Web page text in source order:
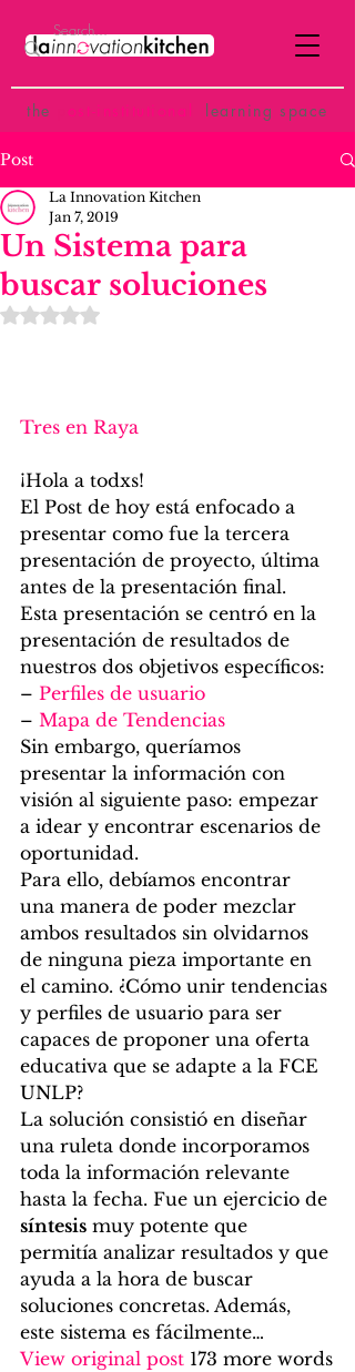
the ost-institutional learning space
Post
Un Sistema para
buscar soluciones
La Innovation Kitchen
Jan 7, 2019
Rated NaN out of 5 stars.
Tres en Raya
¡Hola a todxs!
El Post de hoy está enfocado a
presentar como fue la tercera
presentación de proyecto, última
antes de la presentación final.
Esta presentación se centró en la
presentación de resultados de
nuestros dos objetivos específicos:
– Perfiles de usuario
– Mapa de Tendencias
Sin embargo, queríamos
presentar la información con
visión al siguiente paso: empezar
a idear y encontrar escenarios de
oportunidad.
Para ello, debíamos encontrar
una manera de poder mezclar
ambos resultados sin olvidarnos
de ninguna pieza importante en
el camino. ¿Cómo unir tendencias
y perfiles de usuario para ser
capaces de proponer una oferta
educativa que se adapte a la FCE
UNLP?
La solución consistió en diseñar
una ruleta donde incorporamos
toda la información relevante
hasta la fecha. Fue un ejercicio de
síntesis muy potente que
permitía analizar resultados y que
ayuda a la hora de buscar
soluciones concretas. Además,
este sistema es fácilmente…
View original post 173 more words